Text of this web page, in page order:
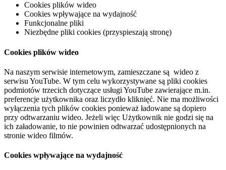
Cookies plików wideo
Cookies wpływające na wydajność
Funkcjonalne pliki
Niezbędne pliki cookies (przyspieszają stronę)
Cookies plików wideo
Na naszym serwisie internetowym, zamieszczane są wideo z
serwisu YouTube. W tym celu wykorzystywane są pliki cookies
podmiotów trzecich dotyczące usługi YouTube zawierające m.in.
preferencje użytkownika oraz liczydło kliknięć. Nie ma możliwości
wyłączenia tych plików cookies ponieważ ładowane są dopiero
przy odtwarzaniu wideo. Jeżeli więc Użytkownik nie godzi się na
ich załadowanie, to nie powinien odtwarzać udostępnionych na
stronie wideo filmów.
Cookies wpływające na wydajność